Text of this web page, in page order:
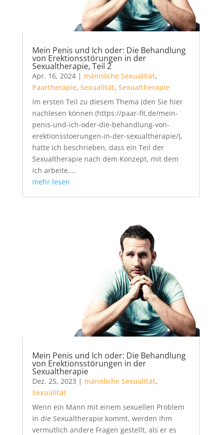
Mein Penis und Ich oder: Die Behandlung
von Erektionsstörungen in der
Sexualtherapie, Teil 2
Apr. 16, 2024| männliche Sexualität,
Paartherapie, Sexualität, Sexualtherapie
Im ersten Teil zu diesem Thema (den Sie hier
nachlesen können (https://paar-fit.de/mein-
penis-und-ich-oder-die-behandlung-von-
erektionsstoerungen-in-der-sexualtherapie/),
hatte ich beschrieben, dass ein Teil der
Sexualtherapie nach dem Konzept, mit dem
ich arbeite,...
mehr lesen
Mein Penis und Ich oder: Die Behandlung
von Erektionsstörungen in der
Sexualtherapie
Dez. 25, 2023 | männliche Sexualität,
Sexualität
Wenn ein Mann mit einem sexuellen Problem
in die Sexualtherapie kommt, werden ihm
vermutlich andere Fragen gestellt, als er es